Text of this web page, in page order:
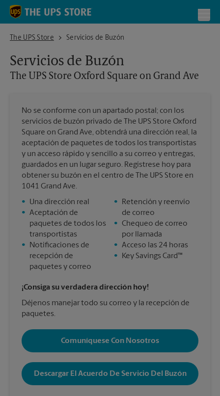
Skip to content
Return to Nav
The UPS Store
The UPS Store Oxford Square on Grand Ave
Servicios de Buzón
Servicios de Buzón
The UPS Store Oxford Square on Grand Ave
No se conforme con un apartado postal; con los
servicios de buzón privado de The UPS Store Oxford
Square on Grand Ave, obtendrá una dirección real, la
aceptación de paquetes de todos los transportistas
y un acceso rápido y sencillo a su correo y entregas,
guardados en un lugar seguro. Regístrese hoy para
obtener su buzón en el centro de The UPS Store en
1041 Grand Ave.
•
Una dirección real
• Aceptación de
paquetes de todos los
transportistas
•
Notificaciones de
recepción de
paquetes y correo
•
Retención y reenvío
de correo
• Chequeo de correo
por llamada
• Acceso las 24 horas
•
Key Savings Card™
¡Consiga su verdadera dirección hoy!
Déjenos manejar todo su correo y la recepción de
paquetes.
Comuníquese Con Nosotros
Descargar El Acuerdo De Servicio Del Buzón